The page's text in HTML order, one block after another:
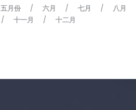
五月份 / 六月 / 七月 / 八月
/ 十一月 / 十二月